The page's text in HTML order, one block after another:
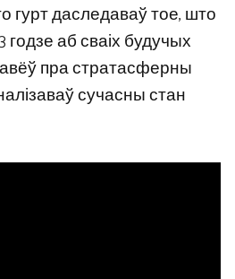
гурт даследаваў тое, што
годзе аб сваіх будучых
пра стратасферны
сучасны стан